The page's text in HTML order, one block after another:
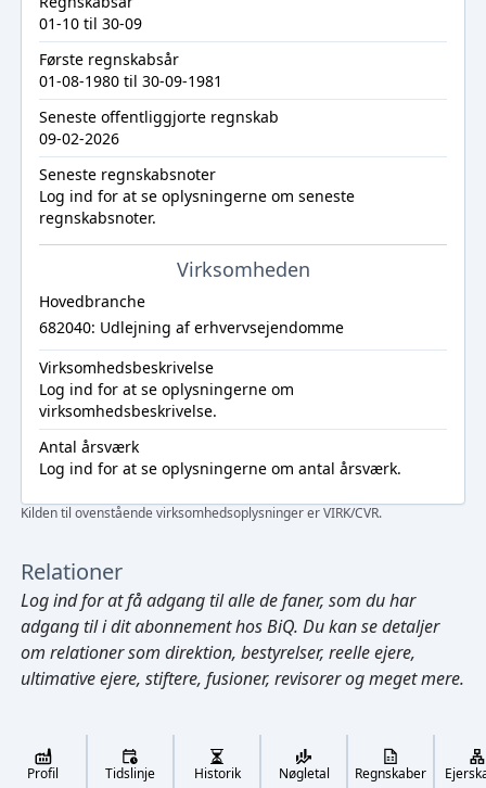
Cmd/Ctrl + K
01-10 til 30-09
Første regnskabsår
01-08-1980 til 30-09-1981
Seneste offentliggjorte regnskab
09-02-2026
Seneste regnskabsnoter
Log ind for at se oplysningerne om seneste
regnskabsnoter.
Virksomheden
Hovedbranche
682040: Udlejning af erhvervsejendomme
Virksomhedsbeskrivelse
Log ind for at se oplysningerne om
virksomhedsbeskrivelse.
Antal årsværk
Log ind for at se oplysningerne om antal årsværk.
Kilden til ovenstående virksomhedsoplysninger er VIRK/CVR.
Relationer
Log indfor at få adgang til alle de faner, som du har
adgang til i dit abonnement hos BiQ. Du kan se detaljer
om relationer som direktion, bestyrelser, reelle ejere,
ultimative ejere, stiftere, fusioner, revisorer og meget mere.
Profil Tidslinje Historik Nøgletal Regnskaber